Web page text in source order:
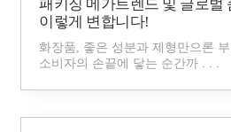
패키징 메가트렌드 및 글로벌
이렇게 변합니다!
화장품, 좋은 성분과 제형만으론
소비자의 손끝에 닿는 순간까 . . .